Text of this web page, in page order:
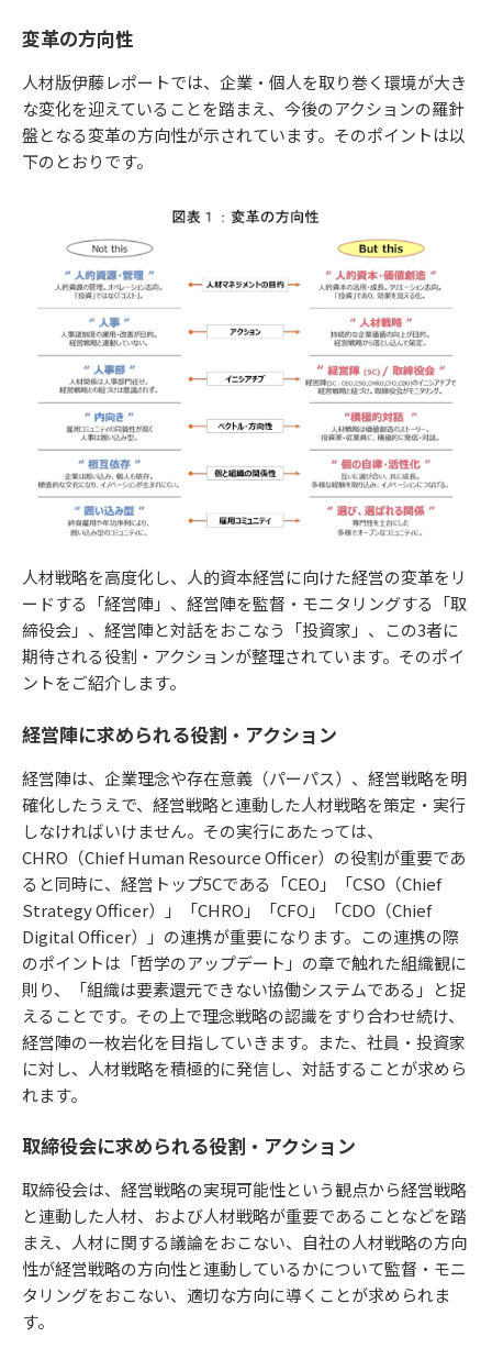
変革の方向性
人材版伊藤レポートでは、企業・個人を取り巻く環境が大き
な変化を迎えていることを踏まえ、今後のアクションの羅針
盤となる変革の方向性が示されています。そのポイントは以
下のとおりです。
人材戦略を高度化し、人的資本経営に向けた経営の変革をリ
ードする「経営陣」、経営陣を監督・モニタリングする「取
締役会」、経営陣と対話をおこなう「投資家」、この3者に
期待される役割・アクションが整理されています。そのポイ
ントをご紹介します。
経営陣に求められる役割・アクション
経営陣は、企業理念や存在意義（パーパス）、経営戦略を明
確化したうえで、経営戦略と連動した人材戦略を策定・実行
しなければいけません。その実行にあたっては、
CHRO（Chief Human Resource Officer）の役割が重要であ
ると同時に、経営トップ5Cである「CEO」「CSO（Chief
Strategy Officer）」「CHRO」「CFO」「CDO（Chief
Digital Officer）」の連携が重要になります。この連携の際
のポイントは「哲学のアップデート」の章で触れた組織観に
則り、「組織は要素還元できない協働システムである」と捉
えることです。その上で理念戦略の認識をすり合わせ続け、
経営陣の一枚岩化を目指していきます。また、社員・投資家
に対し、人材戦略を積極的に発信し、対話することが求めら
れます。
取締役会に求められる役割・アクション
取締役会は、経営戦略の実現可能性という観点から経営戦略
と連動した人材、および人材戦略が重要であることなどを踏
まえ、人材に関する議論をおこない、自社の人材戦略の方向
性が経営戦略の方向性と連動しているかについて監督・モニ
タリングをおこない、適切な方向に導くことが求められま
す。